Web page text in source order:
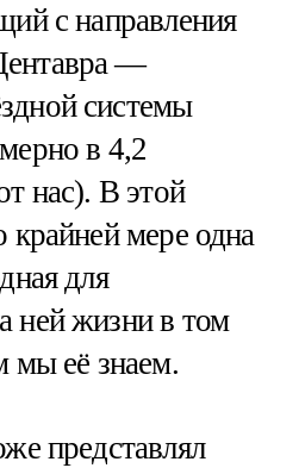
с направления
—
системы
в 4,2
нас). В этой
крайней мере одна
для
ней жизни в том
мы её знаем.
представлял